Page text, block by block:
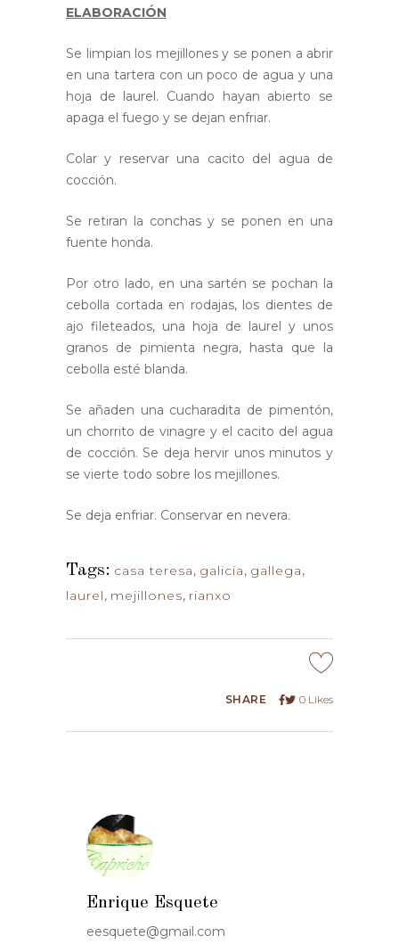
ELABORACIÓN
Se limpian los mejillones y se ponen a abrir
en una tartera con un poco de agua y una
hoja de laurel. Cuando hayan abierto se
apaga el fuego y se dejan enfriar.
Colar y reservar una cacito del agua de
cocción.
Se retiran la conchas y se ponen en una
fuente honda.
Por otro lado, en una sartén se pochan la
cebolla cortada en rodajas, los dientes de
ajo fileteados, una hoja de laurel y unos
granos de pimienta negra, hasta que la
cebolla esté blanda.
Se añaden una cucharadita de pimentón,
un chorrito de vinagre y el cacito del agua
de cocción. Se deja hervir unos minutos y
se vierte todo sobre los mejillones.
Se deja enfriar. Conservar en nevera.
Tags: casa teresa, galicia, gallega,
laurel, mejillones, rianxo
SHARE 0 Likes
Enrique Esquete
eesquete@gmail.com